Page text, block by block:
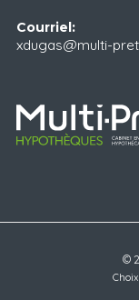
Courriel:
xdugas@multi-
©